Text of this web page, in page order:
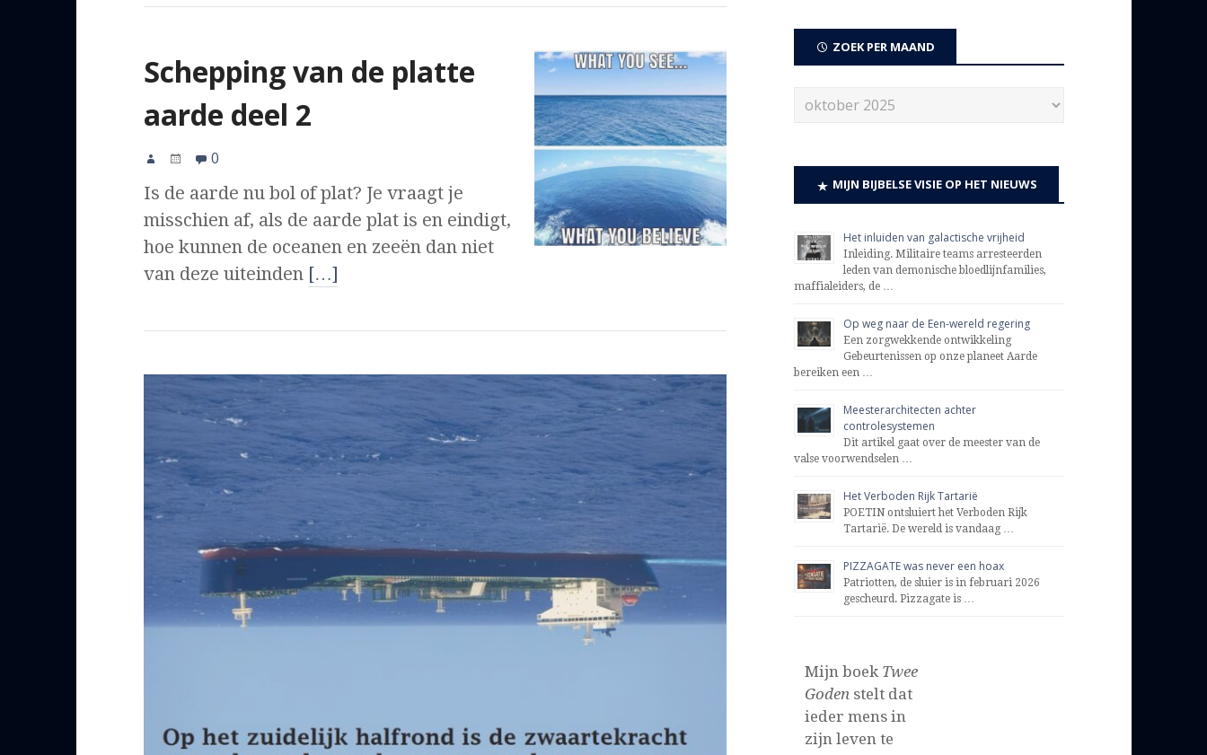
Schepping van de platte
aarde deel 2
0
Is de aarde nu bol of plat? Je vraagt je
misschien af, als de aarde plat is en eindigt,
hoe kunnen de oceanen en zeeën dan niet
van deze uiteinden […]
ZOEK PER MAAND
MIJN BIJBELSE VISIE OP HET NIEUWS
Het inluiden van galactische vrijheid
Inleiding. Militaire teams arresteerden
leden van demonische bloedlijnfamilies,
maffialeiders, de …
Op weg naar de Een-wereld regering
Een zorgwekkende ontwikkeling
Gebeurtenissen op onze planeet Aarde
bereiken een …
Meesterarchitecten achter
controlesystemen
Dit artikel gaat over de meester van de
valse voorwendselen …
Het Verboden Rijk Tartarië
POETIN ontsluiert het Verboden Rijk
Tartarië. De wereld is vandaag …
PIZZAGATE was never een hoax
Patriotten, de sluier is in februari 2026
gescheurd. Pizzagate is …
Mijn boek Twee
Goden stelt dat
ieder mens in
zijn leven te